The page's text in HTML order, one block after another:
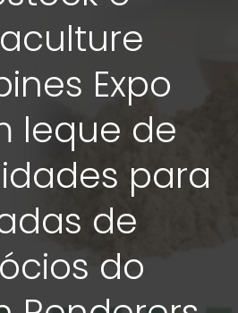
Expo
leque de
para
de
do